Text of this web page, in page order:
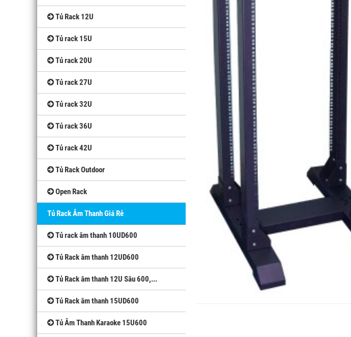
Tủ Rack 12U
Tủ rack 15U
Tủ rack 20U
Tủ rack 27U
Tủ rack 32U
Tủ rack 36U
Tủ rack 42U
Tủ Rack Outdoor
Open Rack
Tủ Rack Âm Thanh Giá Rẻ
Tủ rack âm thanh 10UD600
Tủ Rack âm thanh 12UD600
Tủ Rack âm thanh 12U Sâu 600,...
Tủ Rack âm thanh 15UD600
Tủ Âm Thanh Karaoke 15U600